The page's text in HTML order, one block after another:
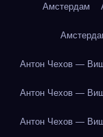
Амстердам
Антон Чехов —
Антон Чехов —
Антон Чехов —